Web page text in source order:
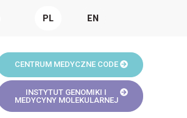
PL EN
CENTRUM MEDYCZNE CODE
INSTYTUT GENOMIKI I
MEDYCYNY MOLEKULARNEJ